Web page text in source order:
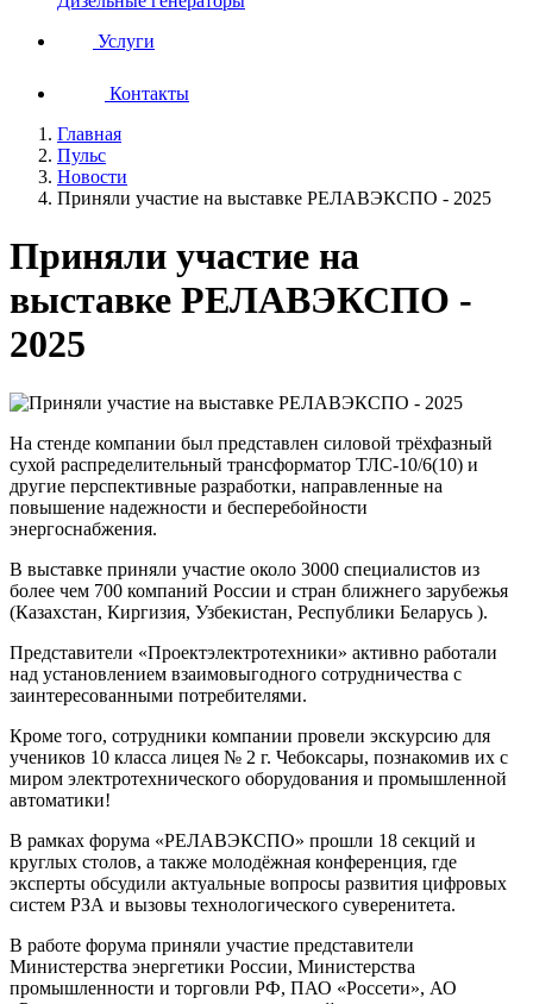
Услуги
Контакты
Главная
Пульс
Новости
Приняли участие на выставке РЕЛАВЭКСПО - 2025
Приняли участие на
выставке РЕЛАВЭКСПО -
2025
На стенде компании был представлен силовой трёхфазный
сухой распределительный трансформатор ТЛС-10/6(10) и
другие перспективные разработки, направленные на
повышение надежности и бесперебойности
энергоснабжения.
В выставке приняли участие около 3000 специалистов из
более чем 700 компаний России и стран ближнего зарубежья
(Казахстан, Киргизия, Узбекистан, Республики Беларусь ).
Представители «Проектэлектротехники» активно работали
над установлением взаимовыгодного сотрудничества с
заинтересованными потребителями.
Кроме того, сотрудники компании провели экскурсию для
учеников 10 класса лицея № 2 г. Чебоксары, познакомив их с
миром электротехнического оборудования и промышленной
автоматики!
В рамках форума «РЕЛАВЭКСПО» прошли 18 секций и
круглых столов, а также молодёжная конференция, где
эксперты обсудили актуальные вопросы развития цифровых
систем РЗА и вызовы технологического суверенитета.
В работе форума приняли участие представители
Министерства энергетики России, Министерства
промышленности и торговли РФ, ПАО «Россети», АО